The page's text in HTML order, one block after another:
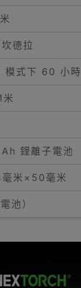
德拉
模式下 60 小時
鋰離子電池
米×50毫米
池）